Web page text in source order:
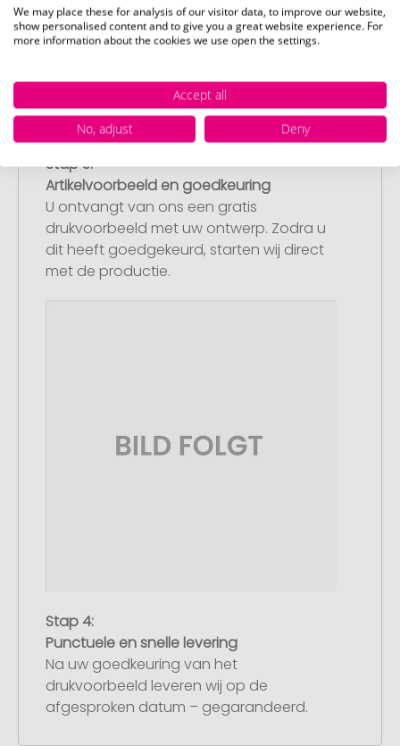
Stap 3:
Artikelvoorbeeld en goedkeuring
U ontvangt van ons een gratis
drukvoorbeeld met uw ontwerp. Zodra u
dit heeft goedgekeurd, starten wij direct
met de productie.
Stap 4:
Punctuele en snelle levering
Na uw goedkeuring van het
drukvoorbeeld leveren wij op de
afgesproken datum – gegarandeerd.
We may place these for analysis of our visitor data, to improve our website,
show personalised content and to give you a great website experience. For
more information about the cookies we use open the settings.
Accept all
No, adjust
Deny